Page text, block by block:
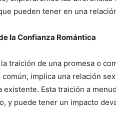
pueden tener en una
la Confianza Romántica
traición de una promesa o
común, implica una relación
existente. Esta traición a
y puede tener un impacto